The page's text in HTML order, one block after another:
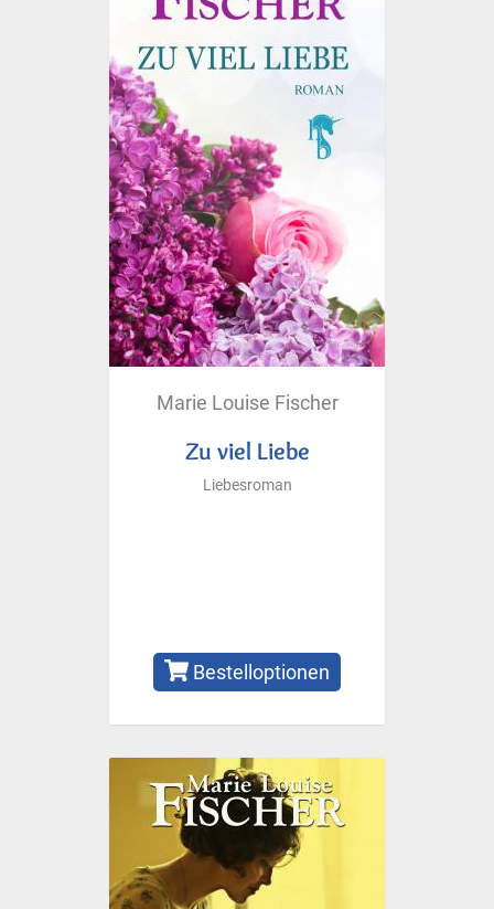
Marie Louise Fischer
Zu viel Liebe
Liebesroman
Bestelloptionen